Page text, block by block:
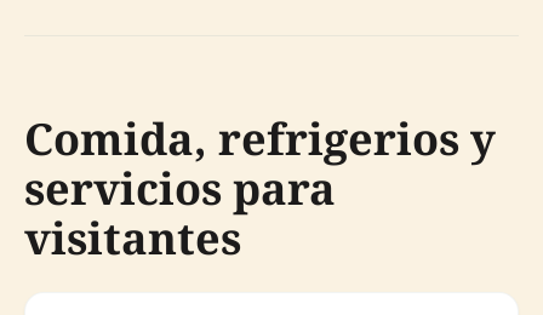
Comida, refrigerios y
servicios para
visitantes